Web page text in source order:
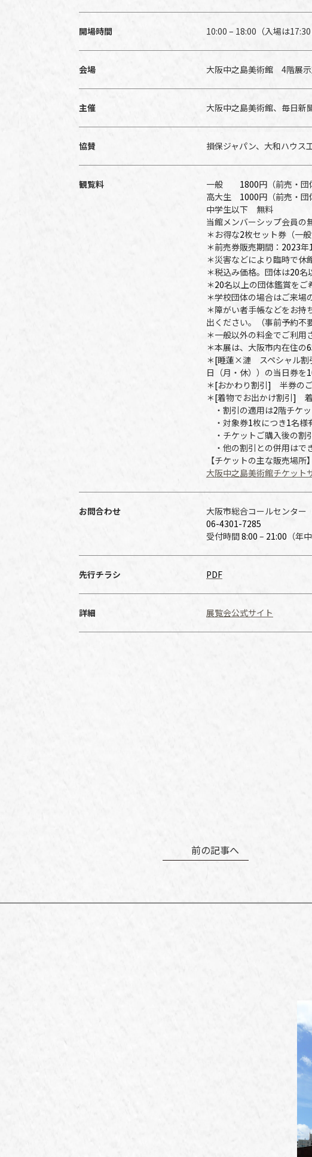
開場時間 10:00 – 18:00（入場は17:30
会場 大阪中之島美術館 4階展
主催 大阪中之島美術館、毎日新
協賛 損保ジャパン、大和ハウス
観覧料 一般 1800円（前売・団
高大生 1000円（前売・団
中学生以下 無料
当館メンバーシップ会員
＊お得な2枚セット券（一般
＊前売券販売期間： 2023年
＊災害などにより臨時で休
＊税込み価格。団体は20名
＊20名以上の団体鑑賞をご
＊学校団体の場合はご来場
＊障がい者手帳などをお持
出ください。（事前予約不要
＊一般以外の料金でご利用
＊本展は、大阪市内在住の
＊[睡蓮×漣 スペシャル割
日（月・休））の当日券を
＊[おかわり割引] 半券の
＊[着物でお出かけ割引]
・割引の適用は2階チケ
・対象券1枚につき1名様
・チケットご購入後の割
・他の割引との併用はで
【チケットの主な販売場所】
大阪中之島美術館チケット
お問合わせ
大阪市総合コールセンター
06-4301-7285
受付時間8:00 – 21:00 （年
先行チラシ PDF
詳細 展覧会公式サイト
前の記事へ